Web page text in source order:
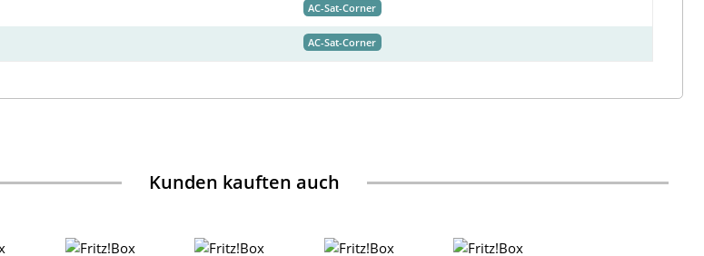
AC-Sat-Corner
AC-Sat-Corner
Kunden kauften auch